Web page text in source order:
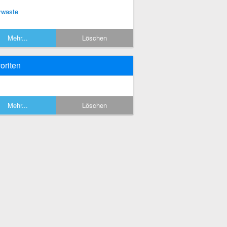
Mehr... Löschen
Mehr... Löschen